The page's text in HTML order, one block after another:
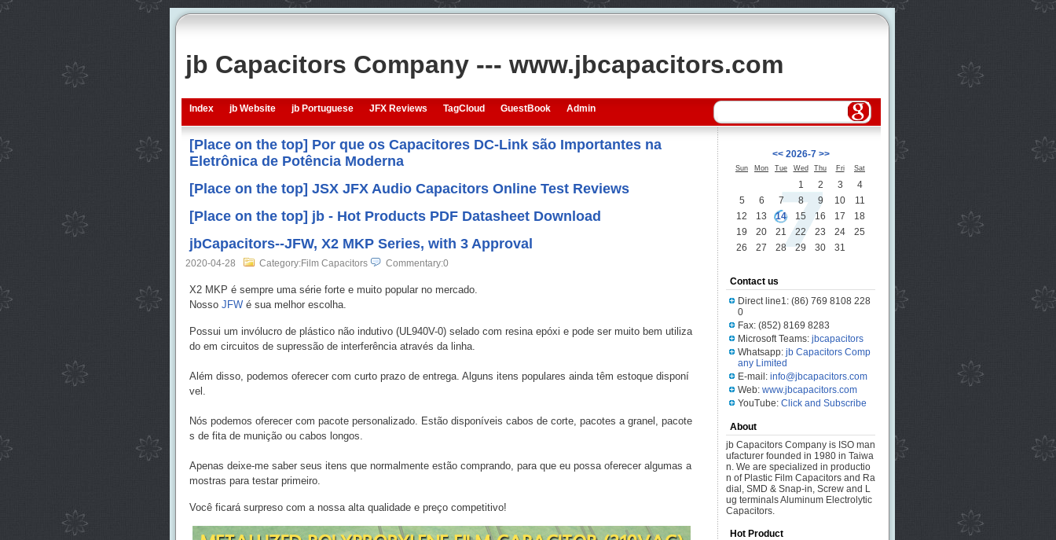
jb Capacitors Company --- www.jbcapacitors.com
Index jb Website jb Portuguese JFX Reviews TagCloud GuestBook Admin
[Place on the top] Por que os Capacitores DC-Link são Importantes na
Eletrônica de Potência Moderna
[Place on the top] JSX JFX Audio Capacitors Online Test Reviews
[Place on the top] jb - Hot Products PDF Datasheet Download
jbCapacitors--JFW, X2 MKP Series, with 3 Approval
2020-04-28 Category:Film Capacitors Commentary:0
X2 MKP é sempre uma série forte e muito popular no mercado.
Nosso JFWé sua melhor escolha.
Possui um invólucro de plástico não indutivo (UL940V-0) selado com resina epóxi e pode ser muito bem utiliza
do em circuitos de supressão de interferência através da linha.
Além disso, podemos oferecer com curto prazo de entrega. Alguns itens populares ainda têm estoque disponí
vel.
Nós podemos oferecer com pacote personalizado. Estão disponíveis cabos de corte, pacotes a granel, pacote
s de fita de munição ou cabos longos.
Apenas deixe-me saber seus itens que normalmente estão comprando, para que eu possa oferecer algumas a
mostras para testar primeiro.
Você ficará surpreso com a nossa alta qualidade e preço competitivo!
<< 2026-7 >>
Sun Mon Tue Wed Thu Fri Sat
1 2 3
4
5
6 7 8 9 10
11
12
13 14 15 16 17
18
19
20 21 22 23 24
25
26
27 28 29 30 31
Contact us
Direct line1: (86) 769 8108 228
0
Fax: (852) 8169 8283
Microsoft Teams: jbcapacitors
Whatsapp: jb Capacitors Comp
any Limited
E-mail: info@jbcapacitors.com
Web: www.jbcapacitors.com
YouTube: Click and Subscribe
About
jb Capacitors Company is ISO man
ufacturer founded in 1980 in Taiwa
n. We are specialized in productio
n of Plastic Film Capacitors and Ra
dial, SMD & Snap-in, Screw and L
ug terminals Aluminum Electrolytic
Capacitors.
Hot Product